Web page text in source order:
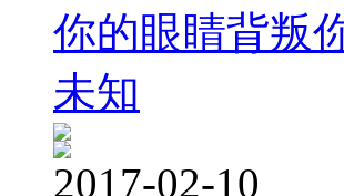
你的眼睛背叛
未知
2017-02-10